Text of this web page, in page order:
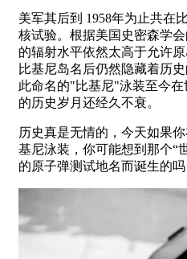
美军其后到 1958年为止共在
核试验。根据美国史密森学
的辐射水平依然太高于允许
比基尼岛名后仍然隐藏着历
此命名的"比基尼"泳装至今
的历史岁月还经久不衰。
历史真是无情的，今天如果
基尼泳装，你可能想到那个“
的原子弹测试地名而诞生的吗